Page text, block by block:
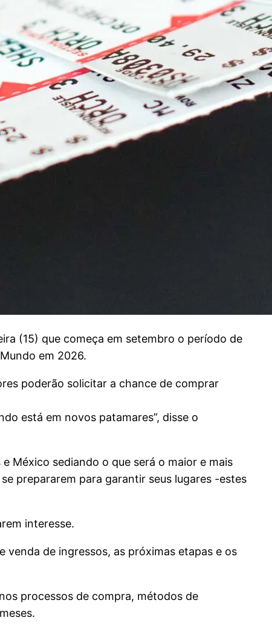
(15) que começa em setembro o período de
em 2026.
poderão solicitar a chance de comprar
está em novos patamares”, disse o
México sediando o que será o maior e mais
prepararem para garantir seus lugares -estes
interesse.
de ingressos, as próximas etapas e os
processos de compra, métodos de